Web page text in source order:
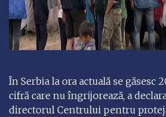
În Serbia la ora actuală se găsesc
cifră care nu îngrijorează, a
directorul Centrului pentru